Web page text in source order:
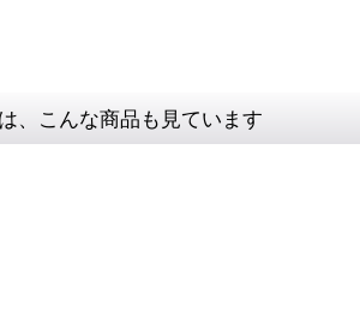
、こんな商品も見ています